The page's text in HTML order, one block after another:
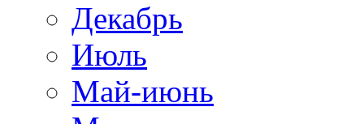
Декабрь
Июль
Май-июнь